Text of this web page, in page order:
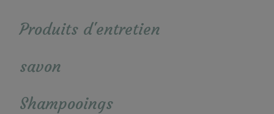
Produits d'entretien
savon
Shampooings